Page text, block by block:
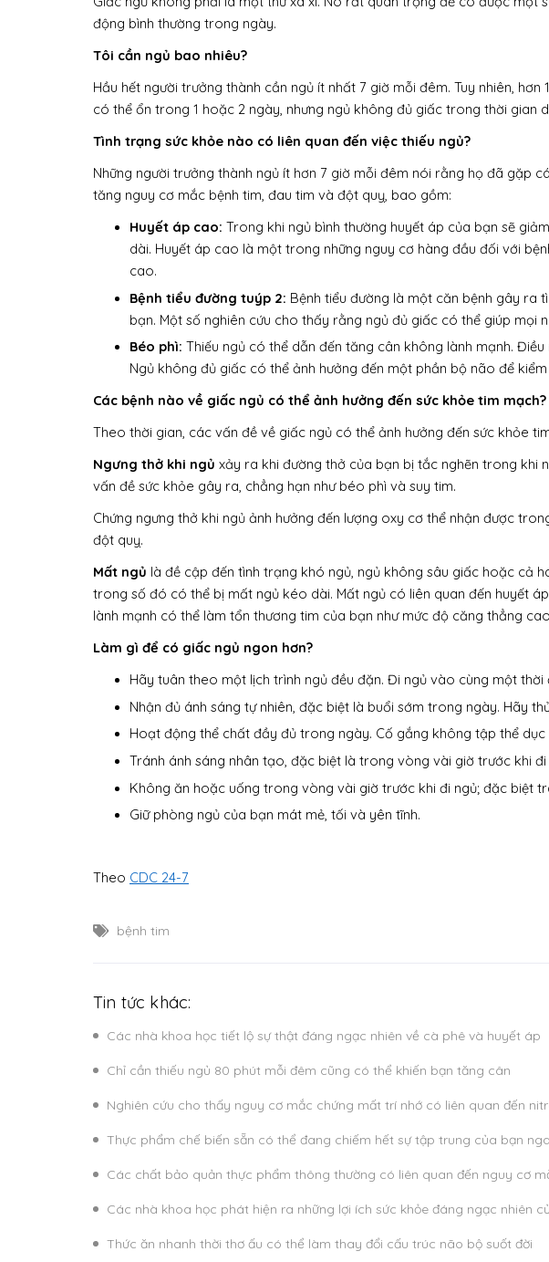
động bình thường trong ngày.
Tôi cần ngủ bao nhiêu?
Hầu hết người trưởng thành cần ngủ ít nhất 7 giờ mỗi đêm. Tuy nhiên,
có thể ổn trong 1 hoặc 2 ngày, nhưng ngủ không đủ giấc trong thời gian
Tình trạng sức khỏe nào có liên quan đến việc thiếu ngủ?
Những người trưởng thành ngủ ít hơn 7 giờ mỗi đêm nói rằng họ đã gặp
tăng nguy cơ mắc bệnh tim, đau tim và đột quỵ, bao gồm:
Huyết áp cao: Trong khi ngủ bình thường huyết áp của bạn sẽ
dài. Huyết áp cao là một trong những nguy cơ hàng đầu đối với
cao.
Bệnh tiểu đường tuýp 2: Bệnh tiểu đường là một căn bệnh gây ra
bạn. Một số nghiên cứu cho thấy rằng ngủ đủ giấc có thể giúp mọi
Béo phì: Thiếu ngủ có thể dẫn đến tăng cân không lành mạnh.
Ngủ không đủ giấc có thể ảnh hưởng đến một phần bộ não để
Các bệnh nào về giấc ngủ có thể ảnh hưởng đến sức khỏe tim mạch?
Theo thời gian, các vấn đề về giấc ngủ có thể ảnh hưởng đến sức khỏe
Ngưng thở khi ngủ xảy ra khi đường thở của bạn bị tắc nghẽn trong khi
vấn đề sức khỏe gây ra, chẳng hạn như béo phì và suy tim.
Chứng ngưng thở khi ngủ ảnh hưởng đến lượng oxy cơ thể nhận được
đột quỵ.
Mất ngủ là đề cập đến tình trạng khó ngủ, ngủ không sâu giấc hoặc cả
trong số đó có thể bị mất ngủ kéo dài. Mất ngủ có liên quan đến huyết
lành mạnh có thể làm tổn thương tim của bạn như mức độ căng thẳng
Làm gì để có giấc ngủ ngon hơn?
Hãy tuân theo một lịch trình ngủ đều đặn. Đi ngủ vào cùng một
Nhận đủ ánh sáng tự nhiên, đặc biệt là buổi sớm trong ngày. Hãy
Hoạt động thể chất đầy đủ trong ngày. Cố gắng không tập thể
Tránh ánh sáng nhân tạo, đặc biệt là trong vòng vài giờ trước khi
Không ăn hoặc uống trong vòng vài giờ trước khi đi ngủ; đặc biệt
Giữ phòng ngủ của bạn mát mẻ, tối và yên tĩnh.
Theo CDC 24-7
bệnh tim
Tin tức khác:
Các nhà khoa học tiết lộ sự thật đáng ngạc nhiên về cà phê và huyết áp
Chỉ cần thiếu ngủ 80 phút mỗi đêm cũng có thể khiến bạn tăng cân
Nghiên cứu cho thấy nguy cơ mắc chứng mất trí nhớ có liên quan đến
Thực phẩm chế biến sẵn có thể đang chiếm hết sự tập trung của bạn
Các chất bảo quản thực phẩm thông thường có liên quan đến nguy cơ
Các nhà khoa học phát hiện ra những lợi ích sức khỏe đáng ngạc nhiên
Thức ăn nhanh thời thơ ấu có thể làm thay đổi cấu trúc não bộ suốt đời